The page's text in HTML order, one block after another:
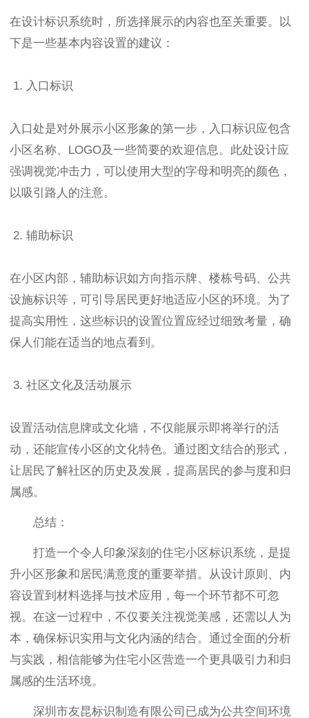
在设计标识系统时，所选择展示的内容也至关重要。以
下是一些基本内容设置的建议：
1. 入口标识
入口处是对外展示小区形象的第一步，入口标识应包含
小区名称、LOGO及一些简要的欢迎信息。此处设计应
强调视觉冲击力，可以使用大型的字母和明亮的颜色，
以吸引路人的注意。
2. 辅助标识
在小区内部，辅助标识如方向指示牌、楼栋号码、公共
设施标识等，可引导居民更好地适应小区的环境。为了
提高实用性，这些标识的设置位置应经过细致考量，确
保人们能在适当的地点看到。
3. 社区文化及活动展示
设置活动信息牌或文化墙，不仅能展示即将举行的活
动，还能宣传小区的文化特色。通过图文结合的形式，
让居民了解社区的历史及发展，提高居民的参与度和归
属感。
总结：
打造一个令人印象深刻的住宅小区标识系统，是提
升小区形象和居民满意度的重要举措。从设计原则、内
容设置到材料选择与技术应用，每一个环节都不可忽
视。在这一过程中，不仅要关注视觉美感，还需以人为
本，确保标识实用与文化内涵的结合。通过全面的分析
与实践，相信能够为住宅小区营造一个更具吸引力和归
属感的生活环境。
深圳市友昆标识制造有限公司已成为公共空间环境